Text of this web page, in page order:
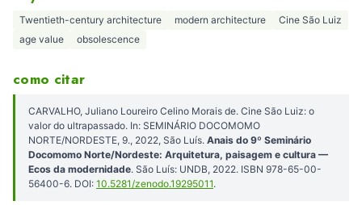
Twentieth-century architecture modern architecture
Cine São Luiz
age value
obsolescence
como citar
CARVALHO, Juliano Loureiro Celino Morais de. Cine São Luiz: o
valor do ultrapassado. In: SEMINÁRIO DOCOMOMO
NORTE/NORDESTE, 9., 2022, São Luís. Anais do 9º Seminário
Docomomo Norte/Nordeste: Arquitetura, paisagem e cultura —
Ecos da modernidade. São Luís: UNDB, 2022. ISBN 978-65-00-
56400-6. DOI: 10.5281/zenodo.19295011.